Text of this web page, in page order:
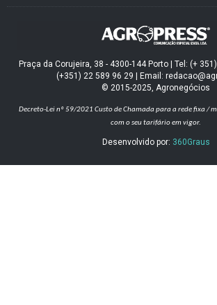
Praça da Corujeira, 38 - 4300-144 Porto | Tel: (+
(+351) 22 589 96 29 | Email:
© 2015-2025, Agronegócios
Decreto-Lei nº 59/2021 Custo de Chamada para a rede fixa /
com o seu tarifário em vigor.
Desenvolvido por: 360Graus